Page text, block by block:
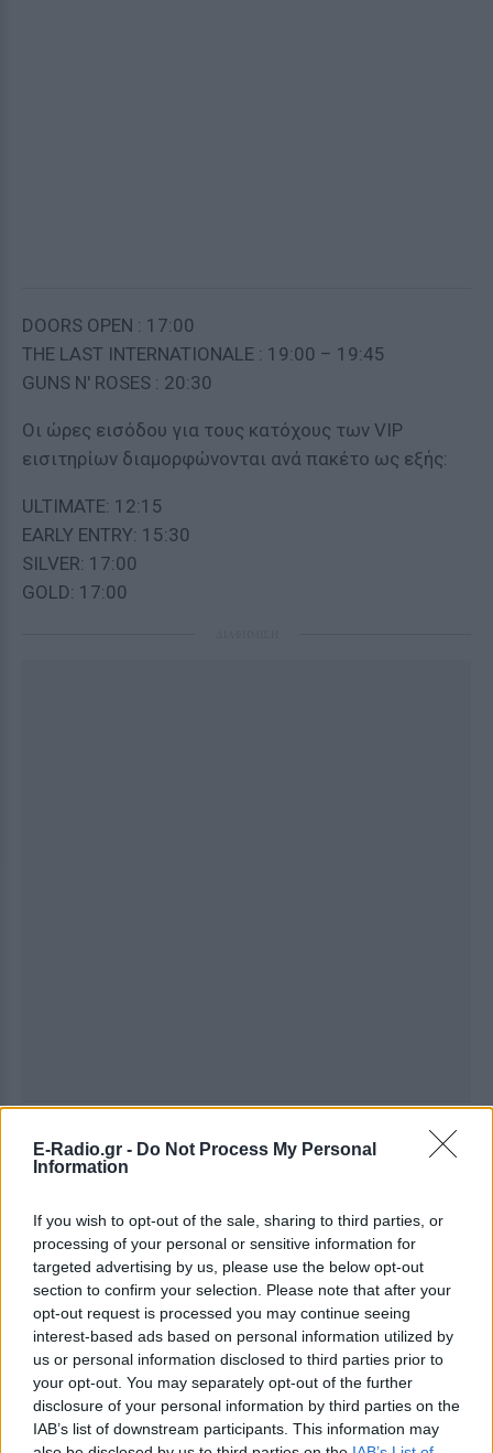
E-Radio.gr - Do Not Process My Personal
Information
If you wish to opt-out of the sale, sharing to third parties, or
processing of your personal or sensitive information for
targeted advertising by us, please use the below opt-out
section to confirm your selection. Please note that after your
opt-out request is processed you may continue seeing
interest-based ads based on personal information utilized by
us or personal information disclosed to third parties prior to
your opt-out. You may separately opt-out of the further
disclosure of your personal information by third parties on the
IAB’s list of downstream participants. This information may
DOORS OPEN : 17:00
THE LAST INTERNATIONALE : 19:00 – 19:45
GUNS N' ROSES : 20:30
Οι ώρες εισόδου για τους κατόχους των VIP
εισιτηρίων διαμορφώνονται ανά πακέτο ως εξής:
ULTIMATE: 12:15
EARLY ENTRY: 15:30
SILVER: 17:00
GOLD: 17:00
Ακολουθήστε το E-Radio.gr στο
Google News
και μάθετε πρώτοι
τα πιο hot νέα
Εσύ μπήκες στο E-Daily.gr; Τα νέα της ημέρας
και ότι σου κάνει κλικ!
Ακολουθήστε το E-Radio.gr και στο Instagram
ΔΙΑΦΗΜΙΣΗ